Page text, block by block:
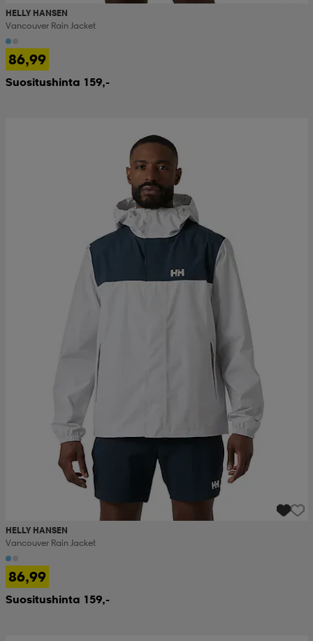
HELLY HANSEN
Vancouver Rain Jacket
86,99
Suositushinta 159,-
HELLY HANSEN
Vancouver Rain Jacket
86,99
Suositushinta 159,-